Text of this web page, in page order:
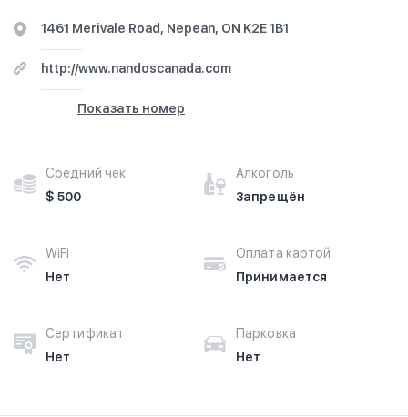
1461 Merivale Road, Nepean, ON K2E 1B1
http://www.nandoscanada.com
Показать номер
Средний чек
$ 500
Алкоголь
Запрещён
WiFi
Нет
Оплата картой
Принимается
Сертификат
Нет
Парковка
Нет